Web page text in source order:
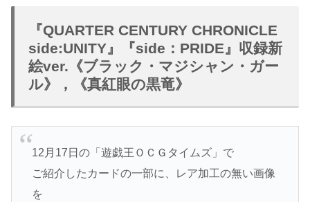
『QUARTER CENTURY CHRONICLE
side:UNITY』『side：PRIDE』収録新
絵ver.《ブラック・マジシャン・ガー
ル》，《真紅眼の黒竜》
12月17日の「遊戯王ＯＣＧタイムズ」で
ご紹介したカードの一部に、レア加工の無い画像
を